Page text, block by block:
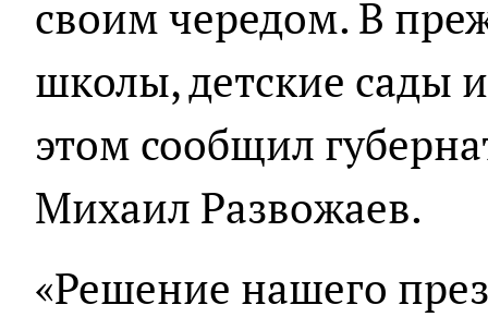
своим чередом. В
школы, детские сады
этом сообщил
Михаил Развожаев.
«Решение нашего